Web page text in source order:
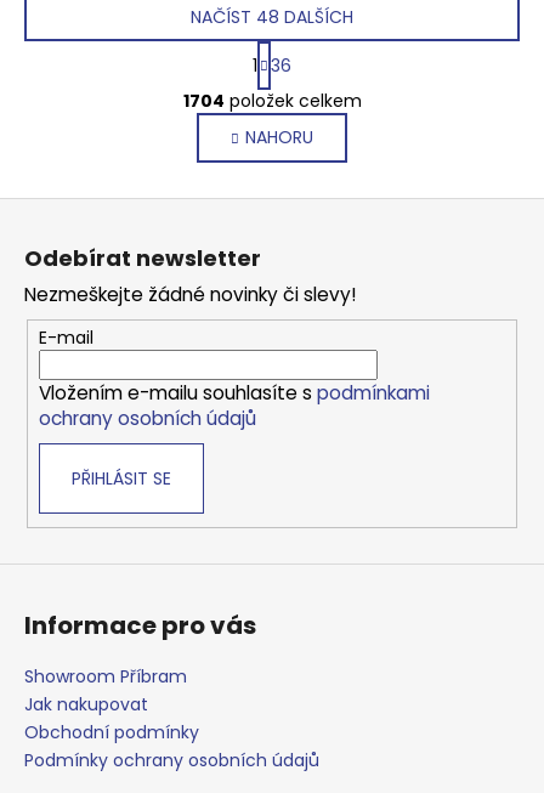
O
v
l
á
d
p
r
v
k
y
u
NAČÍST 48 DALŠÍCH
S
t
r
á
n
k
o
í
1 36
1704 položek celkem
NAHORU
Odebírat newsletter
Nezmeškejte žádné novinky či slevy!
E-mail
Vložením e-mailu souhlasíte s podmínkami
ochrany osobních údajů
PŘIHLÁSIT SE
Informace pro vás
Showroom Příbram
Jak nakupovat
Obchodní podmínky
Podmínky ochrany osobních údajů